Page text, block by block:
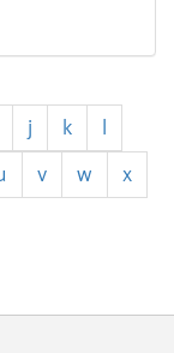
j k
l
v w
x